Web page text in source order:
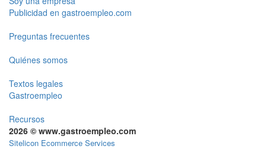
Publicidad en gastroempleo.com
Preguntas frecuentes
Quiénes somos
Textos legales
Gastroempleo
Recursos
2026 © www.gastroempleo.com
Sitelicon Ecommerce Services